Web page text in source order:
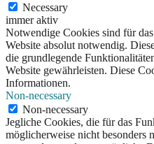
Necessary
immer aktiv
Notwendige Cookies sind für
Website absolut notwendig.
die grundlegende
Website gewährleisten. Diese
Informationen.
Non-necessary
Non-necessary
Jegliche Cookies, die für das
möglicherweise nicht besonders